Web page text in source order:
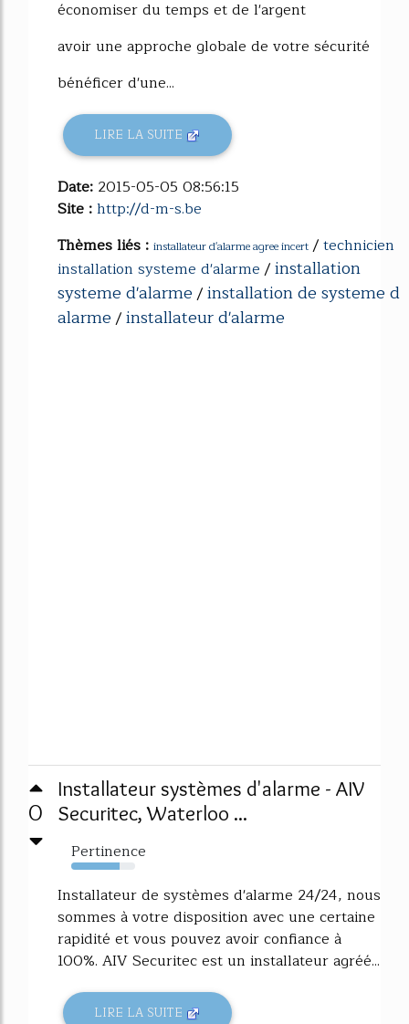
économiser du temps et de l'argent
avoir une approche globale de votre sécurité
bénéficer d'une...
LIRE LA SUITE
Date: 2015-05-05 08:56:15
Site :http://d-m-s.be
Thèmes liés : installateur d'alarme agree incert /technicien
installation systeme d'alarme/installation
systeme d'alarme/installation de systeme d
alarme/installateur d'alarme
0
Installateur systèmes d'alarme - AIV
Securitec, Waterloo ...
Pertinence
75%
Installateur de systèmes d'alarme 24/24, nous
sommes à votre disposition avec une certaine
rapidité et vous pouvez avoir confiance à
100%. AIV Securitec est un installateur agréé...
LIRE LA SUITE